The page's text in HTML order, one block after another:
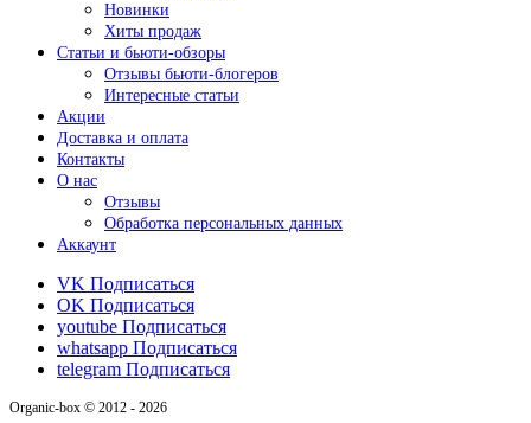
Новинки
Хиты продаж
Статьи и бьюти-обзоры
Отзывы бьюти-блогеров
Интересные статьи
Акции
Доставка и оплата
Контакты
О нас
Отзывы
Обработка персональных данных
Аккаунт
VK Подписаться
OK Подписаться
youtube Подписаться
whatsapp Подписаться
telegram Подписаться
Organic-box © 2012 - 2026